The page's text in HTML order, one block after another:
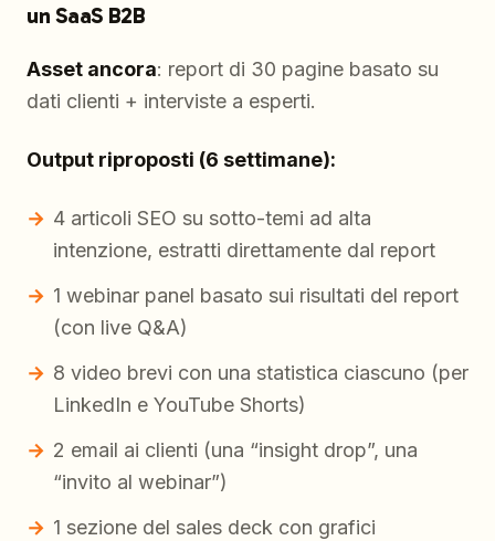
un SaaS B2B
Asset ancora: report di 30 pagine basato su
dati clienti + interviste a esperti.
Output riproposti (6 settimane):
4 articoli SEO su sotto-temi ad alta
intenzione, estratti direttamente dal report
1 webinar panel basato sui risultati del report
(con live Q&A)
8 video brevi con una statistica ciascuno (per
LinkedIn e YouTube Shorts)
2 email ai clienti (una “insight drop”, una
“invito al webinar”)
1 sezione del sales deck con grafici